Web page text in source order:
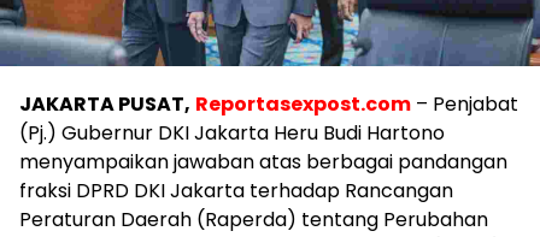
JAKARTA PUSAT, Reportasexpost.com – Penjabat
(Pj.) Gubernur DKI Jakarta Heru Budi Hartono
menyampaikan jawaban atas berbagai pandangan
fraksi DPRD DKI Jakarta terhadap Rancangan
Peraturan Daerah (Raperda) tentang Perubahan